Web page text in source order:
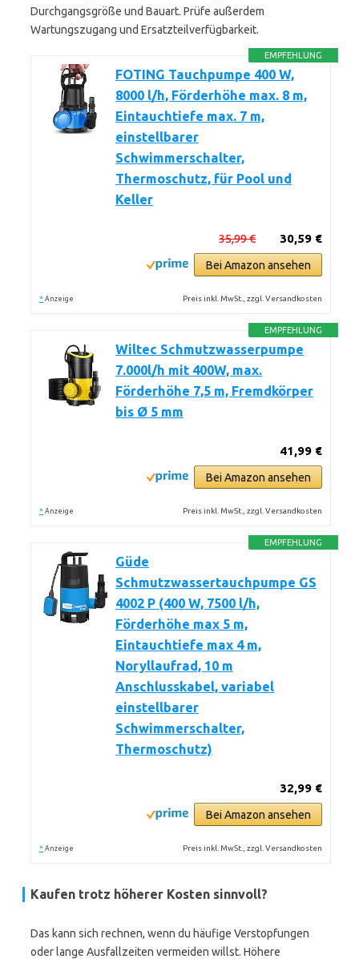
Durchgangsgröße und Bauart. Prüfe außerdem
Wartungszugang und Ersatzteilverfügbarkeit.
EMPFEHLUNG
FOTING Tauchpumpe 400 W,
8000 l/h, Förderhöhe max. 8 m,
Eintauchtiefe max. 7 m,
einstellbarer
Schwimmerschalter,
Thermoschutz, für Pool und
Keller
30,59 €
35,99 €
Bei Amazon ansehen
* Anzeige Preis inkl. MwSt., zzgl. Versandkosten
EMPFEHLUNG
Wiltec Schmutzwasserpumpe
7.000l/h mit 400W, max.
Förderhöhe 7,5 m, Fremdkörper
bis Ø 5 mm
41,99 €
Bei Amazon ansehen
* Anzeige Preis inkl. MwSt., zzgl. Versandkosten
EMPFEHLUNG
Güde
Schmutzwassertauchpumpe GS
4002 P (400 W, 7500 l/h,
Förderhöhe max 5 m,
Eintauchtiefe max 4 m,
Noryllaufrad, 10 m
Anschlusskabel, variabel
einstellbarer
Schwimmerschalter,
Thermoschutz)
32,99 €
Bei Amazon ansehen
* Anzeige Preis inkl. MwSt., zzgl. Versandkosten
Kaufen trotz höherer Kosten sinnvoll?
Das kann sich rechnen, wenn du häufige Verstopfungen
oder lange Ausfallzeiten vermeiden willst. Höhere